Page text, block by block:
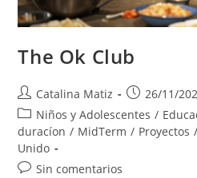
The Ok Club
Autor
de
la
entrada:
Catalina Matiz
Publicación
de
la
26/11/
Categoría
de
la
entrada:
Niños y Adolescentes /
duracíon / MidTerm / Proyectos /
Unido
Comentarios
Sin comentarios